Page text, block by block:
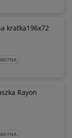
kratka196x72
Rayon